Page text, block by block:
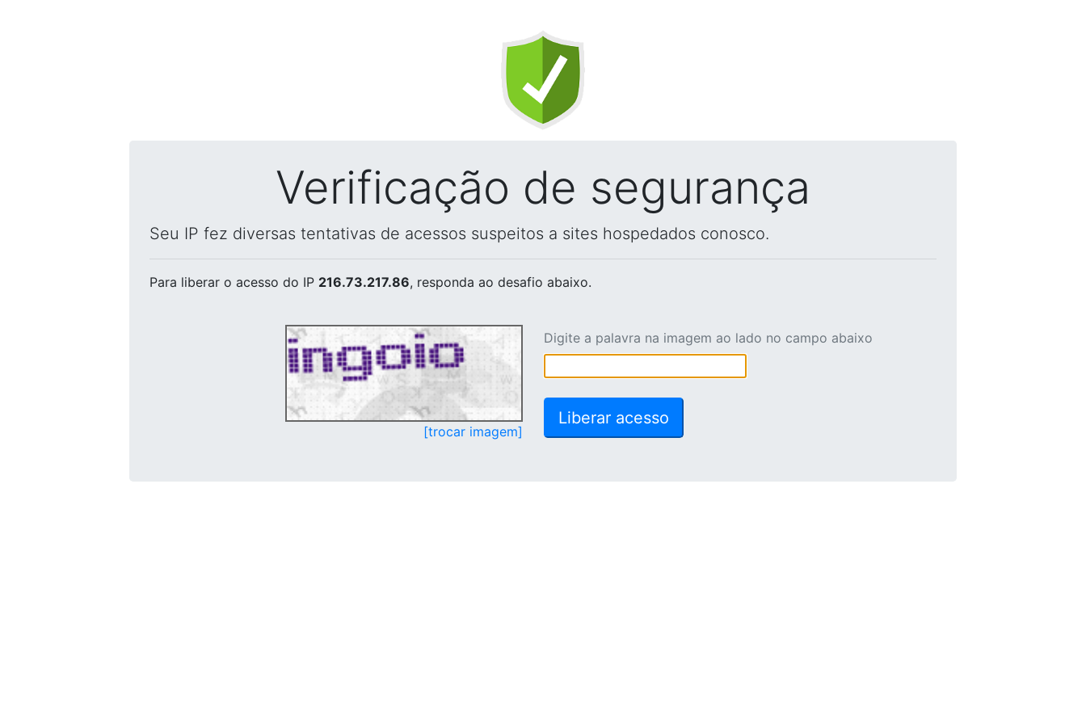
Verificação de segurança
Seu IP fez diversas tentativas de acessos suspeitos a sites hospedados conosco.
Para liberar o acesso do IP 216.73.217.86, responda ao desafio abaixo.
[trocar imagem]
Digite a palavra na imagem ao lado no campo abaixo